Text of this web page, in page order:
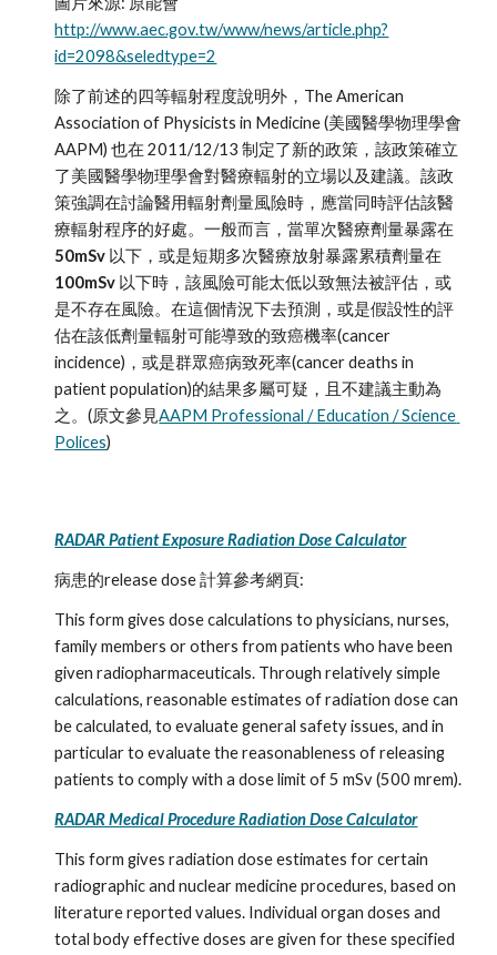
http://www.aec.gov.tw/www/news/article.php?
id=2098&seledtype=2
除了前述的四等輻射程度說明外，The American
Association of Physicists in Medicine (美國醫學物理學會
AAPM) 也在 2011/12/13 制定了新的政策，該政策確立
了美國醫學物理學會對醫療輻射的立場以及建議。該政
策強調在討論醫用輻射劑量風險時，應當同時評估該醫
50mSv
100mSv 以下時，該風險可能太低以致無法被評估，或
是不存在風險。在這個情況下去預測，或是假設性的評
估在該低劑量輻射可能導致的致癌機率(cancer
incidence)，或是群眾癌病致死率(cancer deaths in
patient population)的結果多屬可疑，且不建議主動為
之。(原文參見AAPM Professional / Education / Science
Polices)
RADAR Patient Exposure Radiation Dose Calculator
病患的release dose 計算參考網頁:
This form gives dose calculations to physicians, nurses,
family members or others from patients who have been
given radiopharmaceuticals. Through relatively simple
calculations, reasonable estimates of radiation dose can
be calculated, to evaluate general safety issues, and in
particular to evaluate the reasonableness of releasing
patients to comply with a dose limit of 5 mSv (500 mrem).
RADAR Medical Procedure Radiation Dose Calculator
This form gives radiation dose estimates for certain
radiographic and nuclear medicine procedures, based on
literature reported values. Individual organ doses and
total body effective doses are given for these specified